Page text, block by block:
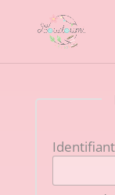
Identifiant